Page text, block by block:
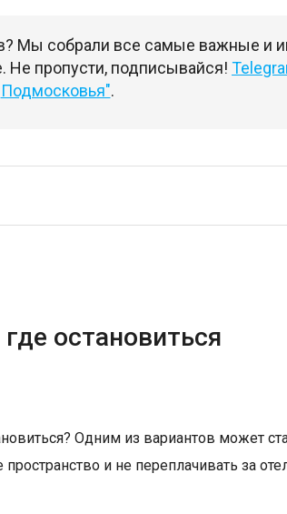
Мы собрали все самые важные и
Не пропусти, подписывайся!
Подмосковья".
остановиться
Одним из вариантов может
и не переплачивать за